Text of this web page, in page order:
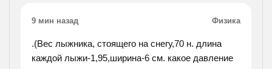
9 мин назад Физика
.(Вес лыжника, стоящего на снегу,70 н. длина
каждой лыжи-1,95,ширина-6 см. какое давление